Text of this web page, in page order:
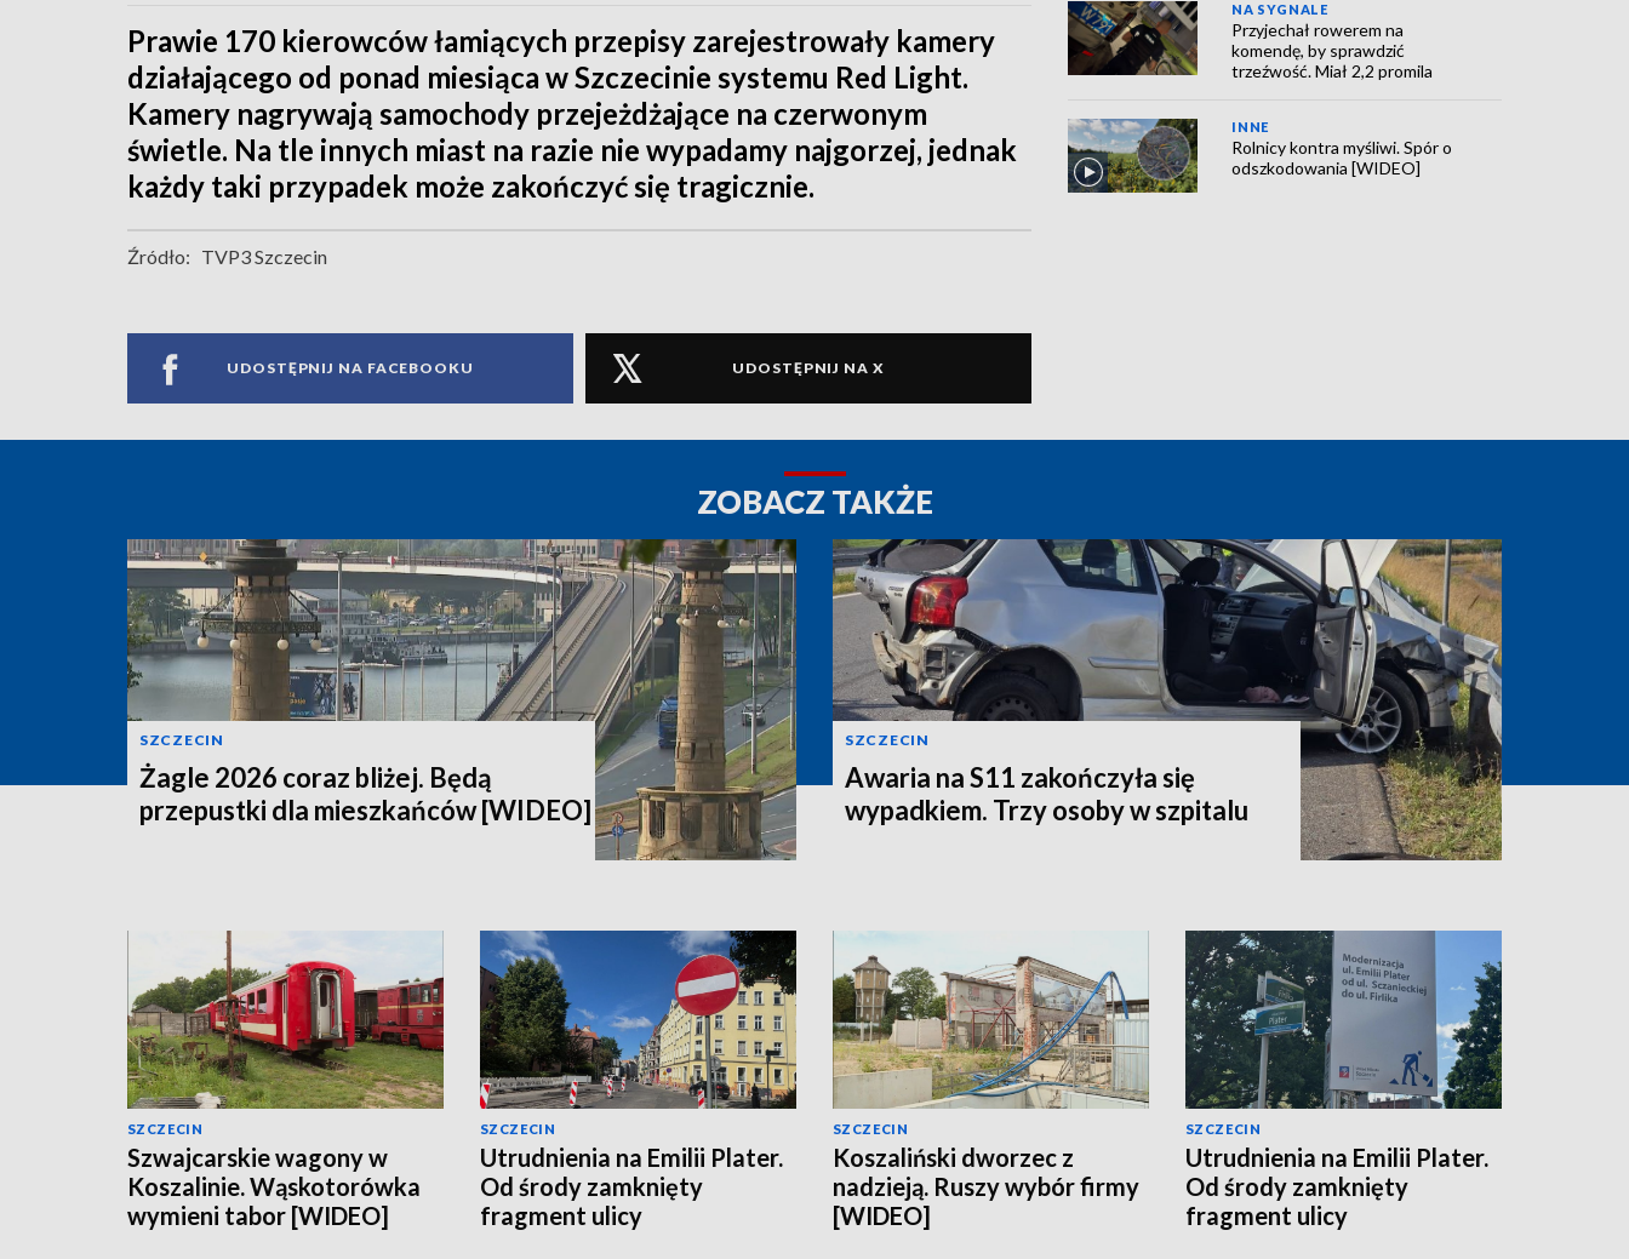
Prawie 170 kierowców łamiących przepisy zarejestrowały kamery
działającego od ponad miesiąca w Szczecinie systemu Red Light.
Kamery nagrywają samochody przejeżdżające na czerwonym
świetle. Na tle innych miast na razie nie wypadamy najgorzej, jednak
każdy taki przypadek może zakończyć się tragicznie.
Źródło: TVP3 Szczecin
UDOSTĘPNIJ NA FACEBOOKU UDOSTĘPNIJ NA X
NA SYGNALE
Przyjechał rowerem na
komendę, by sprawdzić
trzeźwość. Miał 2,2 promila
INNE
Rolnicy kontra myśliwi. Spór o
odszkodowania [WIDEO]
ZOBACZ TAKŻE
SZCZECIN
Żagle 2026 coraz bliżej. Będą
przepustki dla mieszkańców [WIDEO]
SZCZECIN
Awaria na S11 zakończyła się
wypadkiem. Trzy osoby w szpitalu
SZCZECIN
Szwajcarskie wagony w
Koszalinie. Wąskotorówka
wymieni tabor [WIDEO]
SZCZECIN
Utrudnienia na Emilii Plater.
Od środy zamknięty
fragment ulicy
SZCZECIN
Koszaliński dworzec z
nadzieją. Ruszy wybór firmy
[WIDEO]
SZCZECIN
Utrudnienia na Emilii Plater.
Od środy zamknięty
fragment ulicy